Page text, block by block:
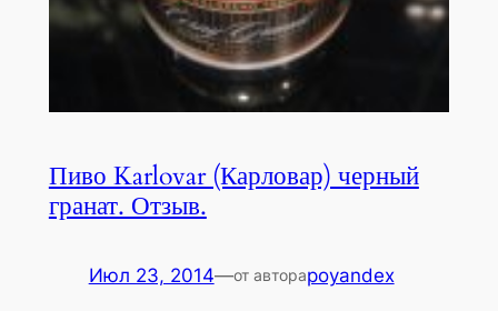
Пиво Karlovar (Карловар) черный
гранат. Отзыв.
Июл 23, 2014—от автораpoyandex